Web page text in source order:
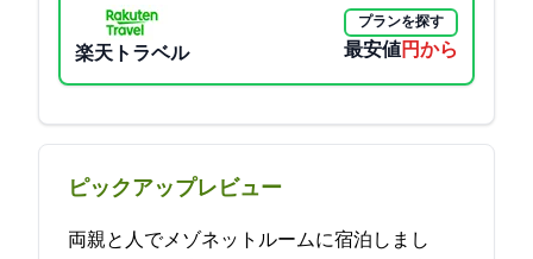
楽天トラベル
プランを探す
最安値7150円から
ピックアップレビュー
両親と3人でメゾネットルームに宿泊しまし